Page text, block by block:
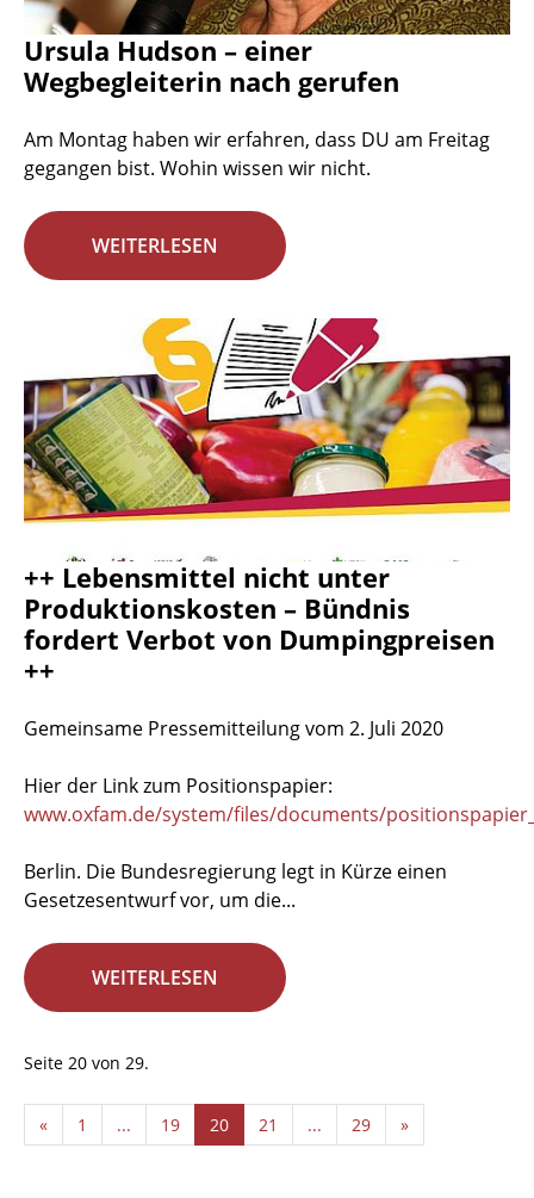
Ursula Hudson – einer
Wegbegleiterin nach gerufen
Am Montag haben wir erfahren, dass DU am Freitag
gegangen bist. Wohin wissen wir nicht.
WEITERLESEN
++ Lebensmittel nicht unter
Produktionskosten – Bündnis
fordert Verbot von Dumpingpreisen
++
Gemeinsame Pressemitteilung vom 2. Juli 2020
Hier der Link zum Positionspapier:
www.oxfam.de/system/files/documents/
Berlin. Die Bundesregierung legt in Kürze einen
Gesetzesentwurf vor, um die...
WEITERLESEN
Seite 20 von 29.
« 1 ... 19 20 21 ... 29 »